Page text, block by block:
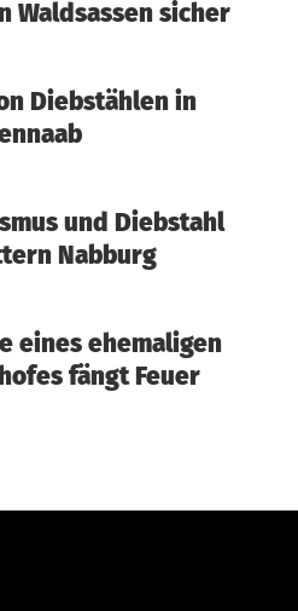
Waldsassen sicher
Diebstählen in
und Diebstahl
Nabburg
eines ehemaligen
fängt Feuer